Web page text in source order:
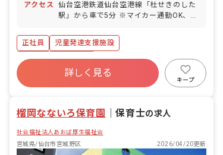
暇 産前産後・育児休暇 ※取得率
100％、復帰率80％ 介護・看護休暇
アクセス
仙台空港鉄道仙台空港線「杜せきのした
駅」から車で5分 ※マイカー通勤OK、無
正社員
児童発達支援施設
ボーナス・賞与あり
寮・住宅・家賃補助あり
社会保険完備
残業少なめ
昇給昇進あり
詳しく見る
キープ
榴岡なないろ保育園 ｜保育士の求人
社会福祉法人あおば厚生福祉会
宮城県/仙台市宮城野区
2026/04/20更新